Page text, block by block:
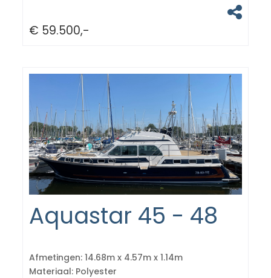
€ 59.500,-
Aquastar 45 - 48
Afmetingen: 14.68m x 4.57m x 1.14m
Materiaal: Polyester